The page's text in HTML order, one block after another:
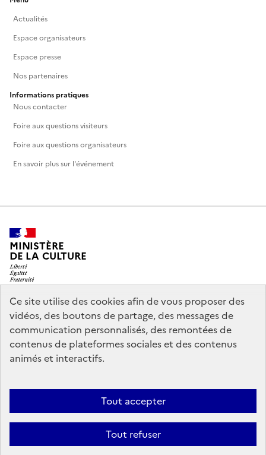
Ce site utilise des cookies afin de vous proposer des
vidéos, des boutons de partage, des messages de
communication personnalisés, des remontées de
contenus de plateformes sociales et des contenus
animés et interactifs.
Tout accepter
Tout refuser
Actualités
Espace organisateurs
Espace presse
Nos partenaires
Informations pratiques
Nous contacter
Foire aux questions visiteurs
Foire aux questions organisateurs
En savoir plus sur l'événement
MINISTÈRE
DE LA CULTURE
legifrance.gouv.fr
info.gouv.fr
service-public.gouv.fr
data.gouv.fr
Mentions légales
conforme
Politique d’utilisation des témoins de connexion